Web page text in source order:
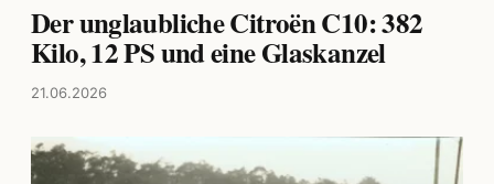
Der unglaubliche Citroën C10: 382
Kilo, 12 PS und eine Glaskanzel
21.06.2026